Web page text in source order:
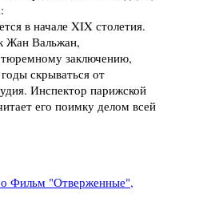
в начале XIX столетия.
Жан Вальжан,
заключению,
скрываться от
Инспектор парижской
его поимку делом всей
о Фильм "Отверженные",